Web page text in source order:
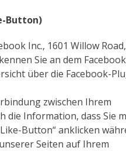
Button)
Inc., 1601 Willow Road,
Sie an dem
über die Facebook-
zwischen Ihrem
die Information, dass Sie
Button“ anklicken
Seiten auf Ihrem